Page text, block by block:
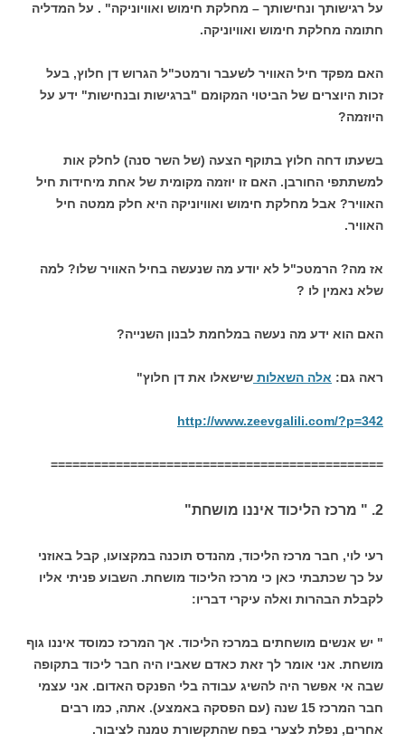
על רגישותך ונחישותך – מחלקת חימוש ואוויוניקה" . על המדליה
חתומה מחלקת חימוש ואוויוניקה.
האם מפקד חיל האוויר לשעבר ורמטכ"ל הגרוש דן חלוץ, בעל
זכות היוצרים של הביטוי המקומם "ברגישות ובנחישות" ידע על
היוזמה?
בשעתו דחה חלוץ בתוקף הצעה (של השר סנה) לחלק אות
למשתתפי החורבן. האם זו יוזמה מקומית של אחת מיחידות חיל
האוויר? אבל מחלקת חימוש ואוויוניקה היא חלק ממטה חיל
האוויר.
אז מה? הרמטכ"ל לא יודע מה שנעשה בחיל האוויר שלו? למה
שלא נאמין לו ?
האם הוא ידע מה נעשה במלחמת לבנון השנייה?
ראה גם: אלה השאלות שישאלו את דן חלוץ"
http://www.zeevgalili.com/?p=342
==============================================
2. " מרכז הליכוד איננו מושחת"
רעי לוי, חבר מרכז הליכוד, מהנדס תוכנה במקצועו, קבל באוזני
על כך שכתבתי כאן כי מרכז הליכוד מושחת. השבוע פניתי אליו
לקבלת הבהרות ואלה עיקרי דבריו:
" יש אנשים מושחתים במרכז הליכוד. אך המרכז כמוסד איננו גוף
מושחת. אני אומר לך זאת כאדם שאביו היה חבר ליכוד בתקופה
שבה אי אפשר היה להשיג עבודה בלי הפנקס האדום. אני עצמי
חבר המרכז 15 שנה (עם הפסקה באמצע). אתה, כמו רבים
אחרים, נפלת לצערי בפח שהתקשורת טמנה לציבור.